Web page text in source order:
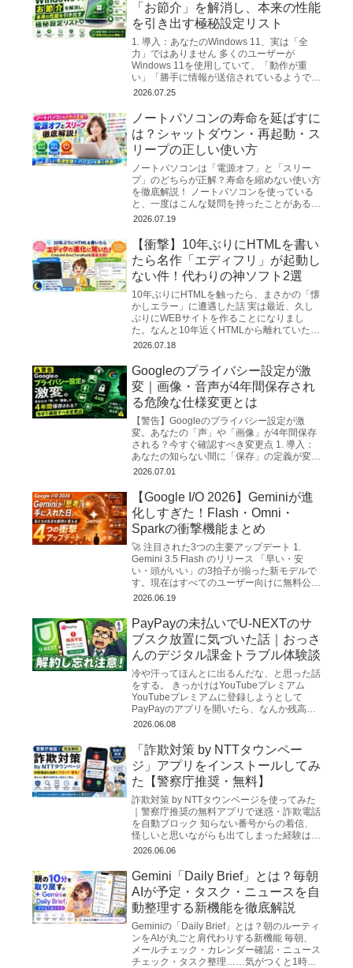
「お節介」を解消し、本来の性能
を引き出す極秘設定リスト
1. 導入：あなたのWindows 11、実は「全
力」ではありません 多くのユーザーが
Windows 11を使用していて、「動作が重
い」「勝手に情報が送信されているようで不
安だ」と感じるのは、決して気のせいではあ
2026.07.25
ノートパソコンの寿命を延ばすに
は？シャットダウン・再起動・ス
リープの正しい使い方
ノートパソコンは「電源オフ」と「スリー
プ」のどちらが正解？寿命を縮めない使い方
を徹底解説！ ノートパソコンを使っている
と、一度はこんな疑問を持ったことがあるの
ではないでしょうか。 「毎日シャットダウ
2026.07.19
【衝撃】10年ぶりにHTMLを書い
たら名作「エディフリ」が起動し
ない件！代わりの神ソフト2選
10年ぶりにHTMLを触ったら、まさかの「懐
かしエラー」に遭遇した話 実は最近、久し
ぶりにWEBサイトを作ることになりまし
た。なんと10年近くHTMLから離れていたの
で、勘を取り戻すのに必死…。とりあえず慣
2026.07.18
Googleのプライバシー設定が激
変｜画像・音声が4年間保存され
る危険な仕様変更とは
【警告】Googleのプライバシー設定が激
変。あなたの「声」や「画像」が4年間保存
される？今すぐ確認すべき変更点 1. 導入：
あなたの知らない間に「保存」の定義が変わ
った ITジャーナリスト、そしてプライバシ
2026.07.01
【Google I/O 2026】Geminiが進
化しすぎた！Flash・Omni・
Sparkの衝撃機能まとめ
🚀 注目された3つの主要アップデート 1.
Gemini 3.5 Flash のリリース 「早い・安
い・頭がいい」の3拍子が揃った新モデルで
す。現在はすべてのユーザー向けに無料公開
されています。 超高速な...
2026.06.19
PayPayの未払いでU-NEXTのサ
ブスク放置に気づいた話｜おっさ
んのデジタル課金トラブル体験談
冷や汗ってほんとに出るんだな、と思った話
をする。 きっかけはYouTubeプレミアム
YouTubeプレミアムに登録しようとして
PayPayのアプリを開いたら、なんか残高が
妙に少ない。「あれ？使った覚えないけど
2026.06.08
「詐欺対策 by NTTタウンペー
ジ」アプリをインストールしてみ
た【警察庁推奨・無料】
詐欺対策 by NTTタウンページを使ってみた
｜警察庁推奨の無料アプリで迷惑・詐欺電話
を自動ブロック 知らない番号からの着信、
怪しいと思いながらも出てしまった経験はな
いでしょうか？2026年3月、警察庁が公式に
2026.06.06
Gemini「Daily Brief」とは？毎朝
AIが予定・タスク・ニュースを自
動整理する新機能を徹底解説
Geminiの「Daily Brief」とは？朝のルーティ
ンをAIが丸ごと肩代わりする新機能 毎朝、
メールチェック・カレンダー確認・ニュース
チェック・タスク整理……気がつくと1時間